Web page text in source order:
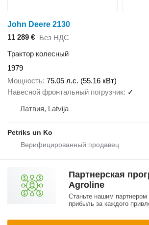
John Deere 2130
11 289 € Без НДС
Трактор колесный
1979
Мощность 75.05 л.с. (55.16 кВт)
Навесной фронтальный погрузчик ✓
Латвия, Latvija
Petriks un Ko
Партнерская
Agroline
Станьте нашим партнером
прибыль за каждого